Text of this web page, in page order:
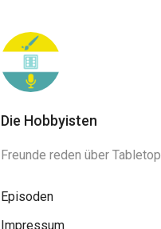
Die Hobbyisten
Freunde reden über Tabletop
Episoden
Impressum